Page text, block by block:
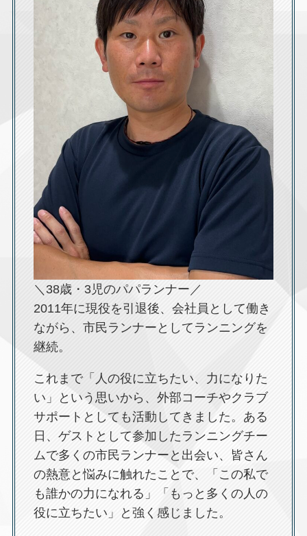
＼38歳・3児のパパランナー／
2011年に現役を引退後、会社員として働き
ながら、市民ランナーとしてランニングを
継続。
これまで「人の役に立ちたい、力になりた
い」という思いから、外部コーチやクラブ
サポートとしても活動してきました。ある
日、ゲストとして参加したランニングチー
ムで多くの市民ランナーと出会い、皆さん
の熱意と悩みに触れたことで、「この私で
も誰かの力になれる」「もっと多くの人の
役に立ちたい」と強く感じました。